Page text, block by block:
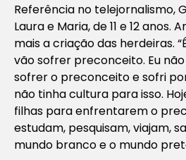
Referência no telejornalismo,
Laura e Maria, de 11 e 12
mais a criação das herdeiras.
vão sofrer preconceito. Eu
sofrer o preconceito e sofri
não tinha cultura para isso.
filhas para enfrentarem o
estudam, pesquisam, viajam,
mundo branco e o mundo